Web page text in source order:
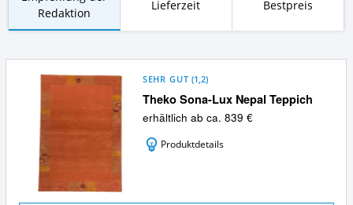
Redaktion
Lieferzeit Bestpreis
Theko Sona-Lux Nepal Teppich
SEHR GUT (1,2)
erhältlich ab ca. 839 €
Produktdetails